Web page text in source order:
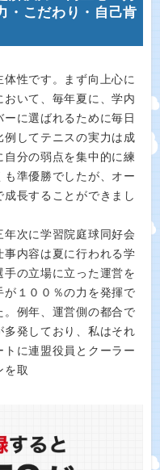
・こだわり・自己肯
性です。まず向上心に
いて、毎年夏に、学内
に選ばれるために毎日
してテニスの実力は成
分の弱点を集中的に練
準優勝でしたが、オー
長することができまし
次に学習院庭球同好会
内容は夏に行われる学
の立場に立った運営を
１００％の力を発揮で
。例年、運営側の都合で
多発しており、私はそれ
に連盟役員とクーラー
を取